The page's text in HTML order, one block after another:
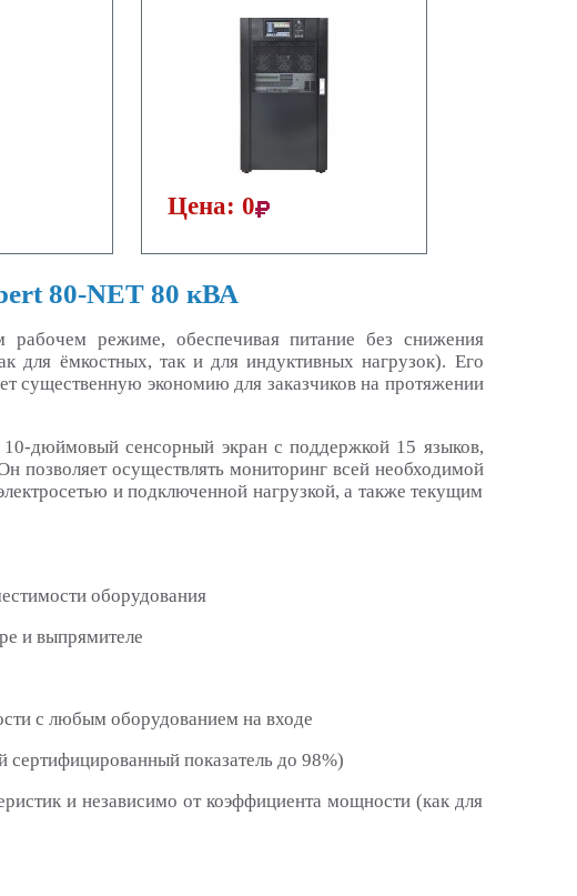
Цена: 0
80-NET 80 кВА
режиме, обеспечивая питание без снижения
для ёмкостных, так и для индуктивных нагрузок). Его
существенную экономию для заказчиков на протяжении
дюймовый сенсорный экран с поддержкой 15 языков,
позволяет осуществлять мониторинг всей необходимой
и подключенной нагрузкой, а также текущим
оборудования
и выпрямителе
с любым оборудованием на входе
сертифицированный показатель до 98%)
и независимо от коэффициента мощности (как для